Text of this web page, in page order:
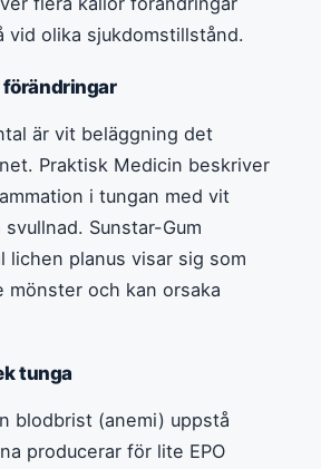
vid olika sjukdomstillstånd.
förändringar
är vit beläggning det
Praktisk Medicin beskriver
i tungan med vit
Sunstar-Gum
lichen planus visar sig som
mönster och kan orsaka
tunga
blodbrist (anemi) uppstå
producerar för lite EPO